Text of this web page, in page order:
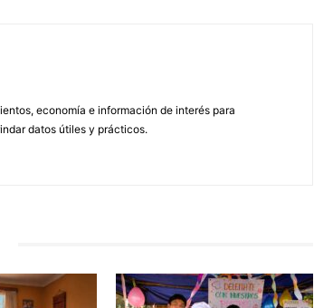
economía e información de interés para
datos útiles y prácticos.